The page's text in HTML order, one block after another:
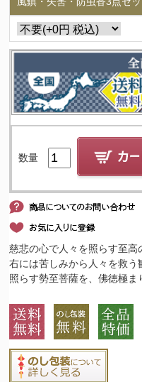
数量
慈悲の心で人々を照らす至高
右には苦しみから人々を救
照らす勢至菩薩を、佛徳極ま